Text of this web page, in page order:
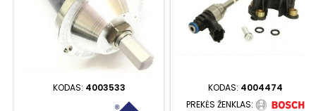
KODAS: 4003533 KODAS: 4004474
PREKĖS ŽENKLAS: